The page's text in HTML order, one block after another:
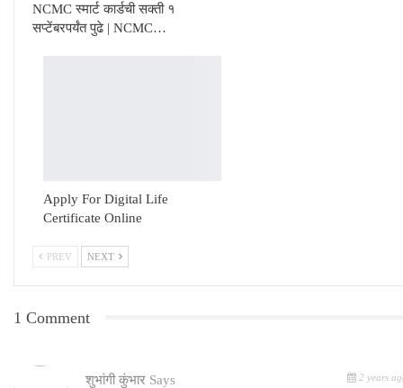
NCMC स्मार्ट कार्डची सक्ती १
सप्टेंबरपर्यंत पुढे | NCMC…
Apply For Digital Life
Certificate Online
PREV NEXT
1 Comment
शुभांगी कुंभार Says 2 years